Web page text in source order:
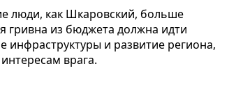
люди, как Шкаровский, больше
гривна из бюджета должна идти
и развитие региона,
врага.